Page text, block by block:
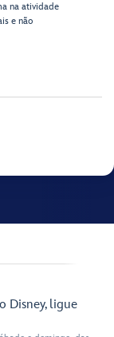
na atividade
e não
Disney, ligue